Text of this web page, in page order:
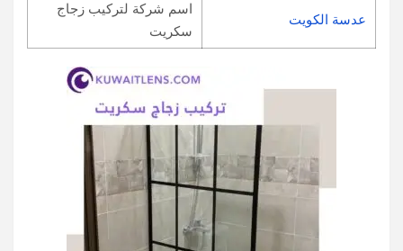
عدسة الكويت
اسم شركة لتركيب زجاج
سكريت